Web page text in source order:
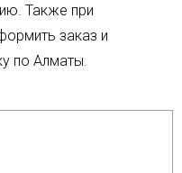
Также при
заказ и
по Алматы.